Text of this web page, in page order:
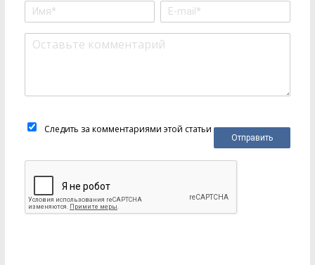
Следить за комментариями этой статьи